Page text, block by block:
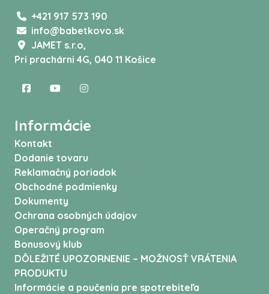
+421 917 573 190
info@babetkovo.sk
JAMET s.r.o,
Pri prachárni 4G, 040 11 Košice
Informácie
Kontakt
Dodanie tovaru
Reklamačný poriadok
Obchodné podmienky
Dokumenty
Ochrana osobných údajov
Operačný program
Bonusový klub
DÔLEŽITÉ UPOZORNENIE – MOŽNOSŤ VRÁTENIA
PRODUKTU
Informácie a poučenia pre spotrebiteľa